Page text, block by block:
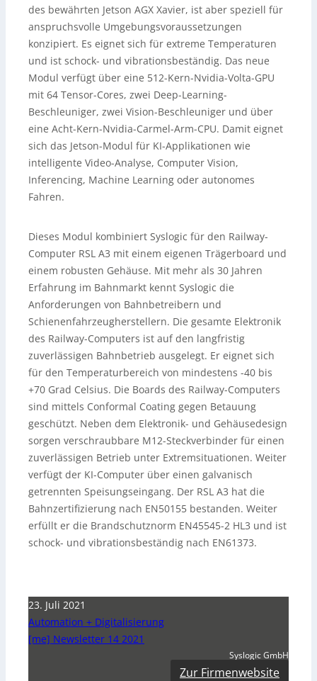
des bewährten Jetson AGX Xavier, ist aber speziell für
anspruchsvolle Umgebungsvoraussetzungen
konzipiert. Es eignet sich für extreme Temperaturen
und ist schock- und vibrationsbeständig. Das neue
Modul verfügt über eine 512-Kern-Nvidia-Volta-GPU
mit 64 Tensor-Cores, zwei Deep-Learning-
Beschleuniger, zwei Vision-Beschleuniger und über
eine Acht-Kern-Nvidia-Carmel-Arm-CPU. Damit eignet
sich das Jetson-Modul für KI-Applikationen wie
intelligente Video-Analyse, Computer Vision,
Inferencing, Machine Learning oder autonomes
Fahren.
Dieses Modul kombiniert Syslogic für den Railway-
Computer RSL A3 mit einem eigenen Trägerboard und
einem robusten Gehäuse. Mit mehr als 30 Jahren
Erfahrung im Bahnmarkt kennt Syslogic die
Anforderungen von Bahnbetreibern und
Schienenfahrzeugherstellern. Die gesamte Elektronik
des Railway-Computers ist auf den langfristig
zuverlässigen Bahnbetrieb ausgelegt. Er eignet sich
für den Temperaturbereich von mindestens -40 bis
+70 Grad Celsius. Die Boards des Railway-Computers
sind mittels Conformal Coating gegen Betauung
geschützt. Neben dem Elektronik- und Gehäusedesign
sorgen verschraubbare M12-Steckverbinder für einen
zuverlässigen Betrieb unter Extremsituationen. Weiter
verfügt der KI-Computer über einen galvanisch
getrennten Speisungseingang. Der RSL A3 hat die
Bahnzertifizierung nach EN50155 bestanden. Weiter
erfüllt er die Brandschutznorm EN45545-2 HL3 und ist
schock- und vibrationsbeständig nach EN61373.
23. Juli 2021
Automation + Digitalisierung
[me] Newsletter 14 2021
Syslogic GmbH
Zur Firmenwebsite